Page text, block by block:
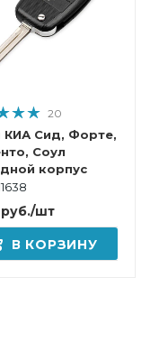
20
КИА Сид, Форте,
Соул
корпус
руб./шт
В КОРЗИНУ